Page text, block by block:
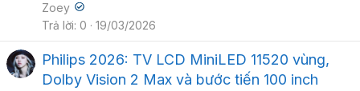
Zoey
Trả lời 0 19/03/2026
Philips 2026: TV LCD MiniLED 11520 vùng,
Dolby Vision 2 Max và bước tiến 100 inch